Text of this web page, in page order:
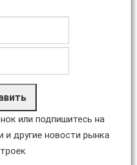
или подпишитесь на
и другие новости рынка